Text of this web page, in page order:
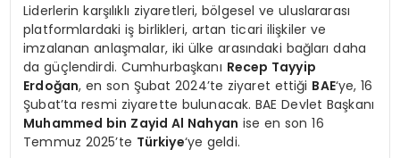
Liderlerin karşılıklı ziyaretleri, bölgesel ve uluslararası
platformlardaki iş birlikleri, artan ticari ilişkiler ve
imzalanan anlaşmalar, iki ülke arasındaki bağları daha
da güçlendirdi. Cumhurbaşkanı Recep Tayyip
Erdoğan, en son Şubat 2024’te ziyaret ettiği BAE‘ye, 16
Şubat’ta resmi ziyarette bulunacak. BAE Devlet Başkanı
Muhammed bin Zayid Al Nahyan ise en son 16
Temmuz 2025’te Türkiye‘ye geldi.